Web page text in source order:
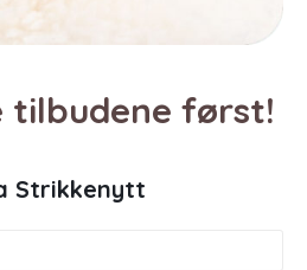
tilbudene først!
Strikkenytt